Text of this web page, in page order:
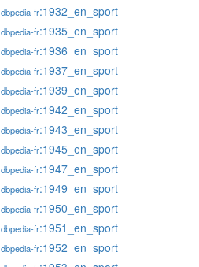
dbpedia-fr:1932_en_sport
dbpedia-fr:1935_en_sport
dbpedia-fr:1936_en_sport
dbpedia-fr:1937_en_sport
dbpedia-fr:1939_en_sport
dbpedia-fr:1942_en_sport
dbpedia-fr:1943_en_sport
dbpedia-fr:1945_en_sport
dbpedia-fr:1947_en_sport
dbpedia-fr:1949_en_sport
dbpedia-fr:1950_en_sport
dbpedia-fr:1951_en_sport
dbpedia-fr:1952_en_sport